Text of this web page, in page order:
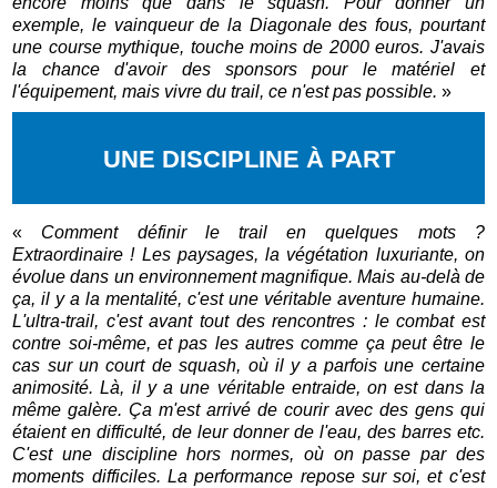
exemple, le vainqueur de la Diagonale des fous, pourtant
une course mythique, touche moins de 2000 euros. J'avais
la chance d'avoir des sponsors pour le matériel et
l'équipement, mais vivre du trail, ce n'est pas possible. »
UNE DISCIPLINE À PART
« Comment définir le trail en quelques mots ?
Extraordinaire ! Les paysages, la végétation luxuriante, on
évolue dans un environnement magnifique. Mais au-delà de
ça, il y a la mentalité, c'est une véritable aventure humaine.
L'ultra-trail, c'est avant tout des rencontres : le combat est
contre soi-même, et pas les autres comme ça peut être le
cas sur un court de squash, où il y a parfois une certaine
animosité. Là, il y a une véritable entraide, on est dans la
même galère. Ça m'est arrivé de courir avec des gens qui
étaient en difficulté, de leur donner de l'eau, des barres etc.
C'est une discipline hors normes, où on passe par des
moments difficiles. La performance repose sur soi, et c'est